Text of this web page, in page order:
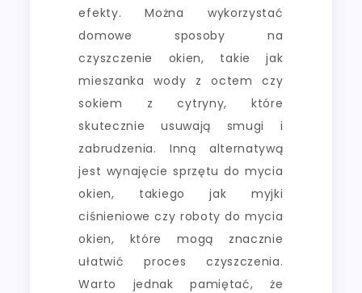
efekty. Można wykorzystać
domowe sposoby na
czyszczenie okien, takie jak
mieszanka wody z octem czy
sokiem z cytryny, które
skutecznie usuwają smugi i
zabrudzenia. Inną alternatywą
jest wynajęcie sprzętu do mycia
okien, takiego jak myjki
ciśnieniowe czy roboty do mycia
okien, które mogą znacznie
ułatwić proces czyszczenia.
Warto jednak pamiętać, że